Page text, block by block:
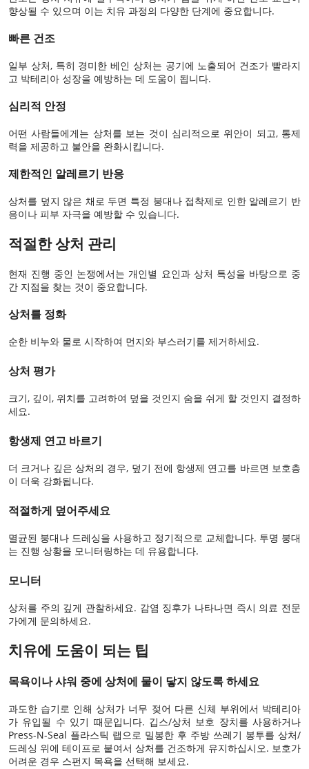
향상될 수 있으며 이는 치유 과정의 다양한 단계에 중요합니다.
빠른 건조
일부 상처, 특히 경미한 베인 상처는 공기에 노출되어 건조가 빨라지
고 박테리아 성장을 예방하는 데 도움이 됩니다.
심리적 안정
어떤 사람들에게는 상처를 보는 것이 심리적으로 위안이 되고, 통제
력을 제공하고 불안을 완화시킵니다.
제한적인 알레르기 반응
상처를 덮지 않은 채로 두면 특정 붕대나 접착제로 인한 알레르기 반
응이나 피부 자극을 예방할 수 있습니다.
적절한 상처 관리
현재 진행 중인 논쟁에서는 개인별 요인과 상처 특성을 바탕으로 중
간 지점을 찾는 것이 중요합니다.
상처를 정화
순한 비누와 물로 시작하여 먼지와 부스러기를 제거하세요.
상처 평가
크기, 깊이, 위치를 고려하여 덮을 것인지 숨을 쉬게 할 것인지 결정하
세요.
항생제 연고 바르기
더 크거나 깊은 상처의 경우, 덮기 전에 항생제 연고를 바르면 보호층
이 더욱 강화됩니다.
적절하게 덮어주세요
멸균된 붕대나 드레싱을 사용하고 정기적으로 교체합니다. 투명 붕대
는 진행 상황을 모니터링하는 데 유용합니다.
모니터
상처를 주의 깊게 관찰하세요. 감염 징후가 나타나면 즉시 의료 전문
가에게 문의하세요.
치유에 도움이 되는 팁
목욕이나 샤워 중에 상처에 물이 닿지 않도록 하세요
과도한 습기로 인해 상처가 너무 젖어 다른 신체 부위에서 박테리아
가 유입될 수 있기 때문입니다. 깁스/상처 보호 장치를 사용하거나
Press-N-Seal 플라스틱 랩으로 밀봉한 후 주방 쓰레기 봉투를 상처/
드레싱 위에 테이프로 붙여서 상처를 건조하게 유지하십시오. 보호가
어려운 경우 스펀지 목욕을 선택해 보세요.